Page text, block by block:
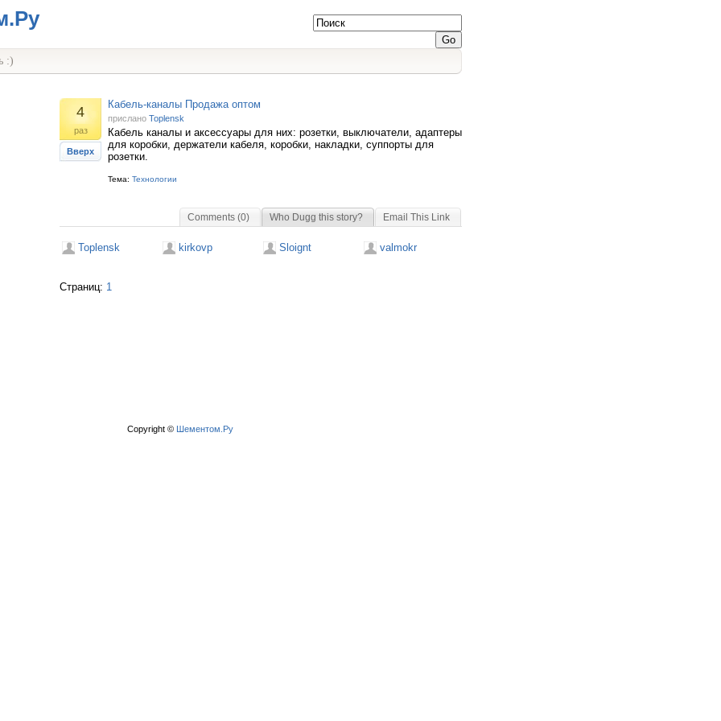
:)
4
раз
Вверх
Кабель-каналы Продажа оптом
прислано Toplensk
Кабель каналы и аксессуары для них: розетки, выключатели, адаптеры
для коробки, держатели кабеля, коробки, накладки, суппорты для
розетки.
Тема: Технологии
Comments (0) Who Dugg this story? Email This Link
Toplensk kirkovp Sloignt valmokr
Страниц: 1
Copyright © Шементом.Ру